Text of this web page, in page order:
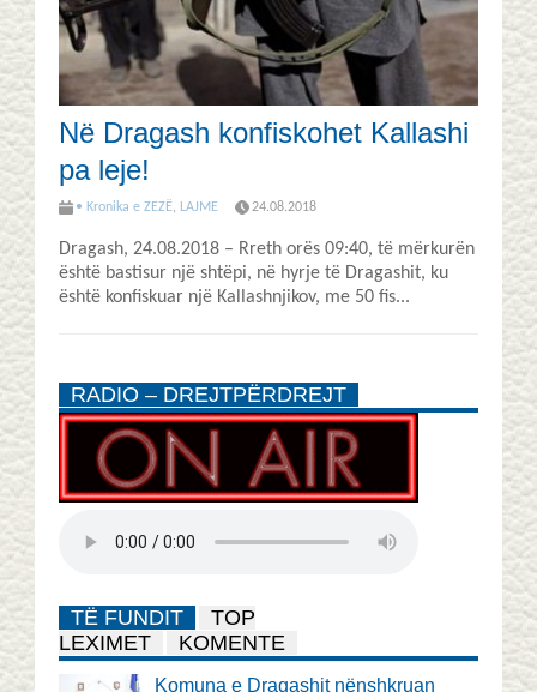
Në Dragash konfiskohet Kallashi
pa leje!
• Kronika e ZEZË, LAJME 24.08.2018
Dragash, 24.08.2018 – Rreth orës 09:40, të mërkurën
është bastisur një shtëpi, në hyrje të Dragashit, ku
është konfiskuar një Kallashnjikov, me 50 fis...
RADIO – DREJTPËRDREJT
TË FUNDIT
TOP
LEXIMET
KOMENTE
Komuna e Dragashit nënshkruan